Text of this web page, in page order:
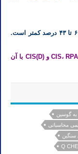
CPU مورد استفاده آن، نسبت به گوسین بین ۶ تا ۴۳ درصد کمتر است.
محاسبات حالات تحریک الکترونی نظیر CIS، RPA، XCIS و CIS(D) با آن
گوسین
محاسباتی
سنگین